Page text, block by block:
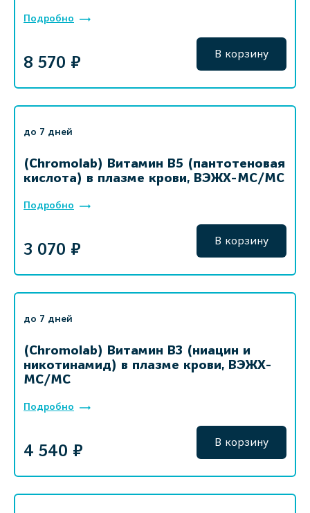
Подробно
8 570 ₽ В корзину
до 7 дней
(Chromolab) Витамин B5 (пантотеновая
кислота) в плазме крови, ВЭЖХ-МС/МС
Подробно
3 070 ₽ В корзину
до 7 дней
(Chromolab) Витамин B3 (ниацин и
никотинамид) в плазме крови, ВЭЖХ-
МС/МС
Подробно
4 540 ₽ В корзину